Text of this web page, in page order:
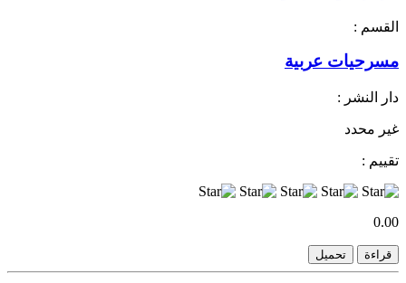
القسم :
مسرحيات عربية
دار النشر :
غير محدد
تقييم :
0.00
قراءة تحميل